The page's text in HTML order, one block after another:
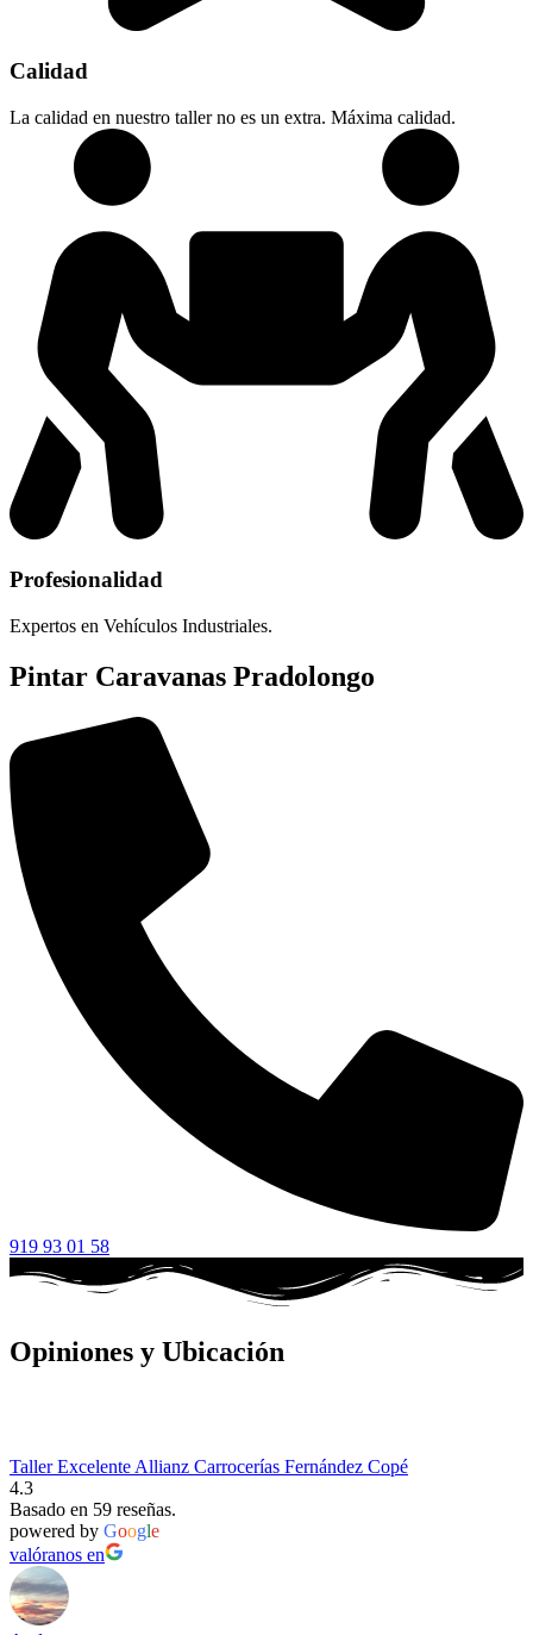
Calidad
La calidad en nuestro taller no es un extra. Máxima calidad.
Profesionalidad
Expertos en Vehículos Industriales.
Pintar Caravanas Pradolongo
919 93 01 58
Opiniones y Ubicación
Taller Excelente Allianz Carrocerías Fernández Copé
4.3
Basado en 59 reseñas.
powered by Google
valóranos en